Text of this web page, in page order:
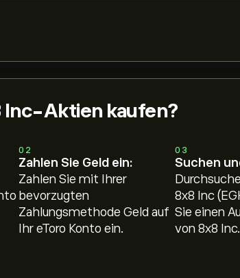
Inc-Aktien kaufen?
02
Zahlen Sie Geld ein:
Zahlen Sie mit Ihrer
bevorzugten
Zahlungsmethode Geld auf
Ihr eToro Konto ein.
03
Suchen
8x8 Inc
Sie einen
von 8x8 Inc.